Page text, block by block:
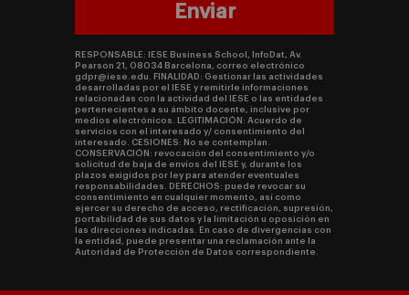
RESPONSABLE: IESE Business School, InfoDat, Av.
Pearson 21, 08034 Barcelona, correo electrónico
gdpr@iese.edu. FINALIDAD: Gestionar las actividades
desarrolladas por el IESE y remitirle informaciones
relacionadas con la actividad del IESE o las entidades
pertenecientes a su ámbito docente, inclusive por
medios electrónicos. LEGITIMACIÓN: Acuerdo de
servicios con el interesado y/ consentimiento del
interesado. CESIONES: No se contemplan.
CONSERVACIÓN: revocación del consentimiento y/o
solicitud de baja de envíos del IESE y, durante los
plazos exigidos por ley para atender eventuales
responsabilidades. DERECHOS: puede revocar su
consentimiento en cualquier momento, así como
ejercer su derecho de acceso, rectificación, supresión,
portabilidad de sus datos y la limitación u oposición en
las direcciones indicadas. En caso de divergencias con
la entidad, puede presentar una reclamación ante la
Autoridad de Protección de Datos correspondiente.